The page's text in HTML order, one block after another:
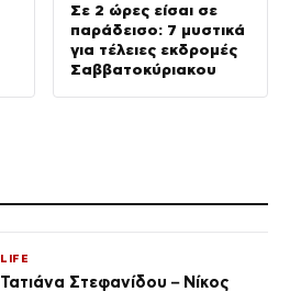
Σε 2 ώρες είσαι σε
παράδεισο: 7 μυστικά
για τέλειες εκδρομές
Σαββατοκύριακου
LIFE
Τατιάνα Στεφανίδου – Νίκος